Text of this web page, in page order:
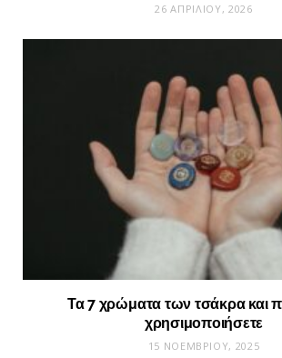
26 ΑΠΡΙΛΊΟΥ, 2026
Τα 7 χρώματα των τσάκρα και
χρησιμοποιήσετε
15 ΝΟΕΜΒΡΊΟΥ, 2025